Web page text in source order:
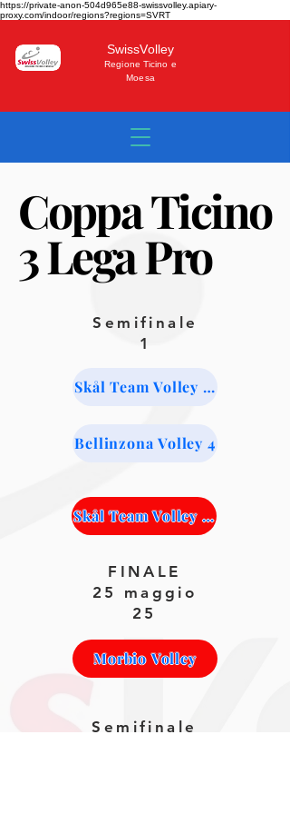
https://private-anon-504d965e88-swissvolley.apiary-
proxy.com/indoor/regions?regions=SVRT
SwissVolley
Regione Ticino e
Moesa
Coppa Ticino
3 Lega Pro
Coppa Ticino
3 Lega Pro
Semifinale
1
Skål Team Volley Losone
Bellinzona Volley 4
Skål Team Volley Losone
FINALE
25 maggio
25
Morbio Volley
Semifinale